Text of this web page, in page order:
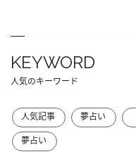
KEYWORD
人気のキーワード
人気記事 夢占い
夢占い